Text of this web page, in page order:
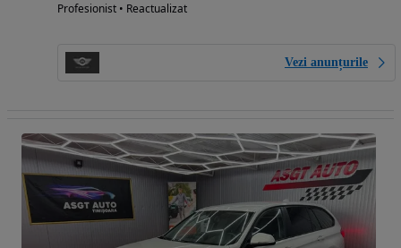
Profesionist • Reactualizat
Vezi anunțurile